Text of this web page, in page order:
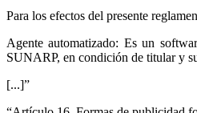
Para los efectos del presente
Agente automatizado: Es un
SUNARP, en condición de titular y
[...]”